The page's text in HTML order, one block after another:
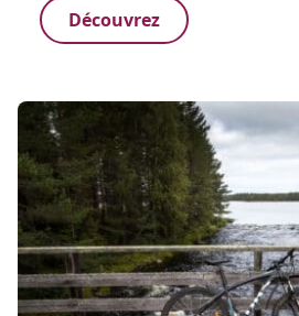
Découvrez